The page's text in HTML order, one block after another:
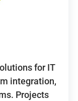
for IT
integration,
Projects